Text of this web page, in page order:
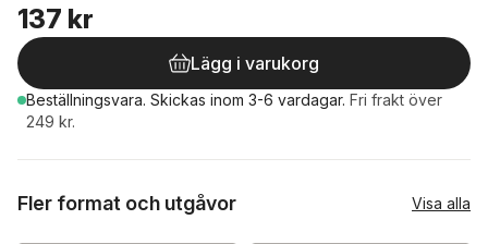
137 kr
Lägg i varukorg
Beställningsvara. Skickas inom 3-6 vardagar. Fri frakt över
249 kr.
Fler format och utgåvor Visa alla